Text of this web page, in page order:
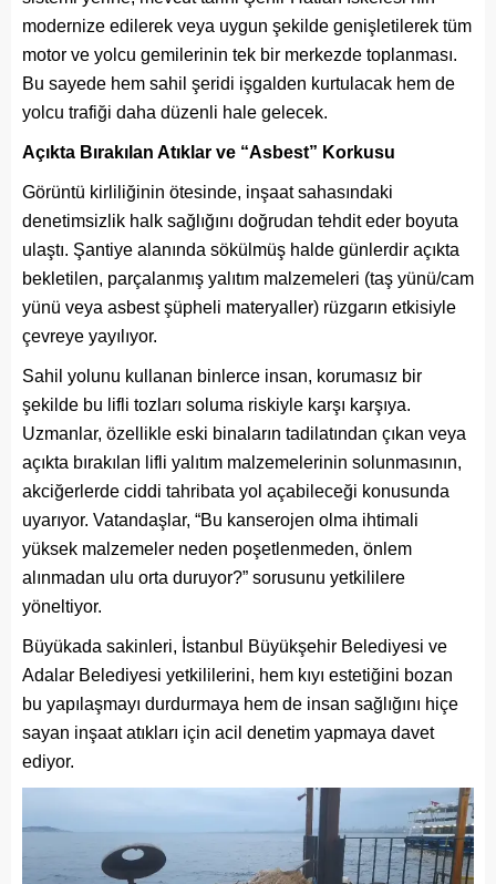
modernize edilerek veya uygun şekilde genişletilerek tüm
motor ve yolcu gemilerinin tek bir merkezde toplanması.
Bu sayede hem sahil şeridi işgalden kurtulacak hem de
yolcu trafiği daha düzenli hale gelecek.
Açıkta Bırakılan Atıklar ve “Asbest” Korkusu
Görüntü kirliliğinin ötesinde, inşaat sahasındaki
denetimsizlik halk sağlığını doğrudan tehdit eder boyuta
ulaştı. Şantiye alanında sökülmüş halde günlerdir açıkta
bekletilen, parçalanmış yalıtım malzemeleri (taş yünü/cam
yünü veya asbest şüpheli materyaller) rüzgarın etkisiyle
çevreye yayılıyor.
Sahil yolunu kullanan binlerce insan, korumasız bir
şekilde bu lifli tozları soluma riskiyle karşı karşıya.
Uzmanlar, özellikle eski binaların tadilatından çıkan veya
açıkta bırakılan lifli yalıtım malzemelerinin solunmasının,
akciğerlerde ciddi tahribata yol açabileceği konusunda
uyarıyor. Vatandaşlar, “Bu kanserojen olma ihtimali
yüksek malzemeler neden poşetlenmeden, önlem
alınmadan ulu orta duruyor?” sorusunu yetkililere
yöneltiyor.
Büyükada sakinleri, İstanbul Büyükşehir Belediyesi ve
Adalar Belediyesi yetkililerini, hem kıyı estetiğini bozan
bu yapılaşmayı durdurmaya hem de insan sağlığını hiçe
sayan inşaat atıkları için acil denetim yapmaya davet
ediyor.